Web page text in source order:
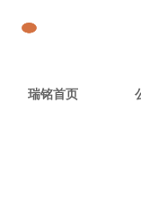
瑞铭首页